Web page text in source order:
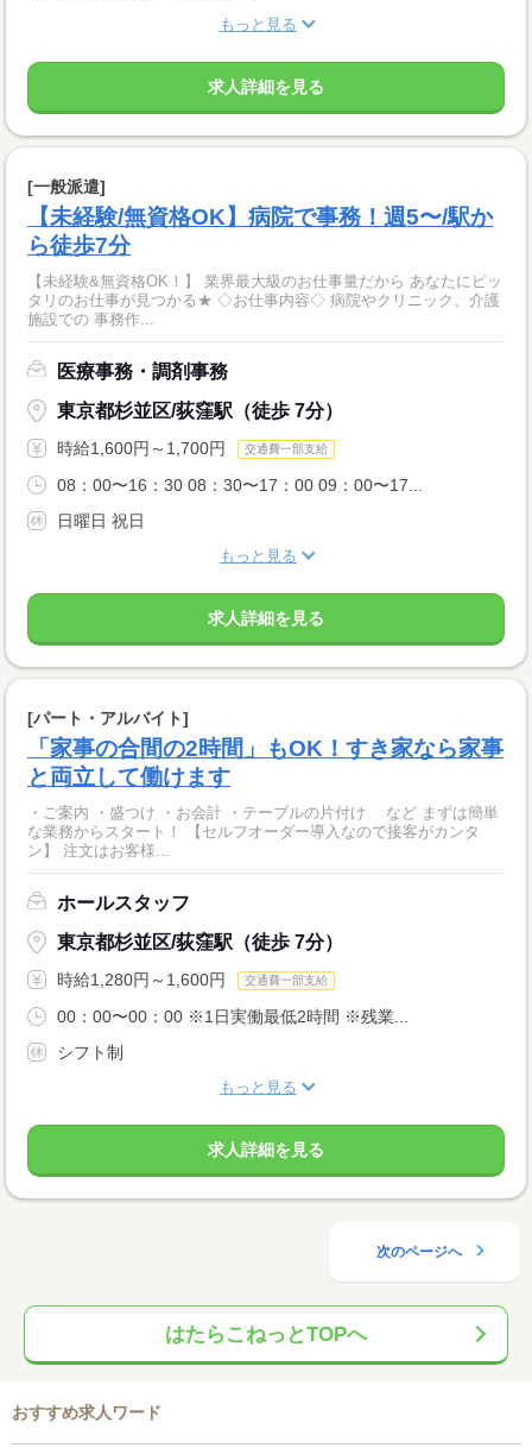
もっと見る
求人詳細を見る
[一般派遣]
【未経験/無資格OK】病院で事務！週5〜/駅か
ら徒歩7分
【未経験&無資格OK！】 業界最大級のお仕事量だから あなたにピッ
タリのお仕事が見つかる★ ◇お仕事内容◇ 病院やクリニック、介護
施設での 事務作...
医療事務・調剤事務
東京都杉並区/荻窪駅（徒歩 7分）
時給1,600円～1,700円 交通費一部支給
08：00〜16：30 08：30〜17：00 09：00〜17...
日曜日 祝日
もっと見る
求人詳細を見る
[パート・アルバイト]
「家事の合間の2時間」もOK！すき家なら家事
と両立して働けます
・ご案内 ・盛つけ ・お会計 ・テーブルの片付け など まずは簡単
な業務からスタート！ 【セルフオーダー導入なので接客がカンタ
ン】 注文はお客様...
ホールスタッフ
東京都杉並区/荻窪駅（徒歩 7分）
時給1,280円～1,600円 交通費一部支給
00：00〜00：00 ※1日実働最低2時間 ※残業...
シフト制
もっと見る
求人詳細を見る
次のページへ
はたらこねっとTOPへ
おすすめ求人ワード